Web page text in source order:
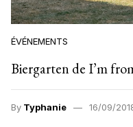
ÉVÉNEMENTS
Biergarten de I’m
By Typhanie 16/09/